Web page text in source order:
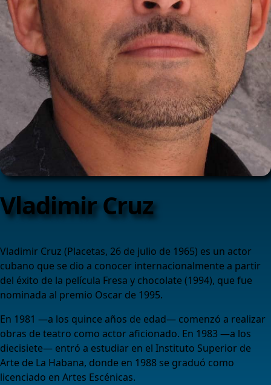
Vladimir Cruz
Vladimir Cruz (Placetas, 26 de julio de 1965) es un actor
cubano que se dio a conocer internacionalmente a partir
del éxito de la película Fresa y chocolate (1994), que fue
nominada al premio Oscar de 1995.
En 1981 ―a los quince años de edad― comenzó a realizar
obras de teatro como actor aficionado. En 1983 ―a los
diecisiete― entró a estudiar en el Instituto Superior de
Arte de La Habana, donde en 1988 se graduó como
licenciado en Artes Escénicas.